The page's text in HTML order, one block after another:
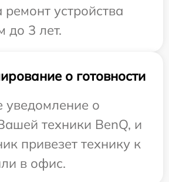
устройства
до 3 лет.
о готовности
уведомление о
техники BenQ, и
привезет технику к
в офис.